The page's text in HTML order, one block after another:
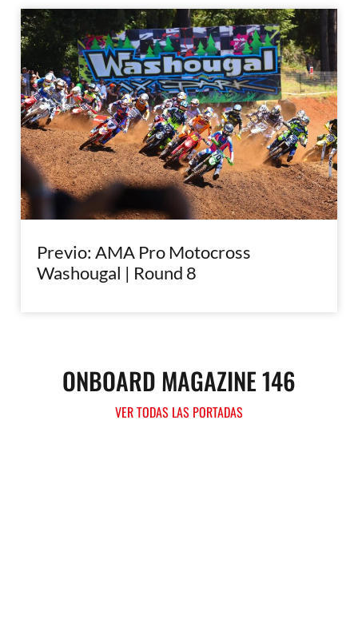
Previo: AMA Pro Motocross
Washougal | Round 8
ONBOARD MAGAZINE 146
VER TODAS LAS PORTADAS